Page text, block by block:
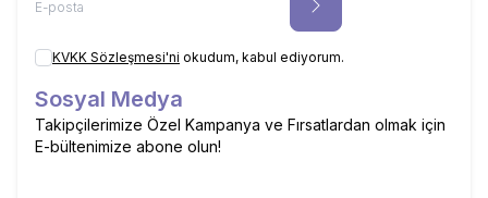
Abone Ol
KVKK Sözleşmesi'ni okudum, kabul ediyorum.
Sosyal Medya
Takipçilerimize Özel Kampanya ve Fırsatlardan olmak için
E-bültenimize abone olun!